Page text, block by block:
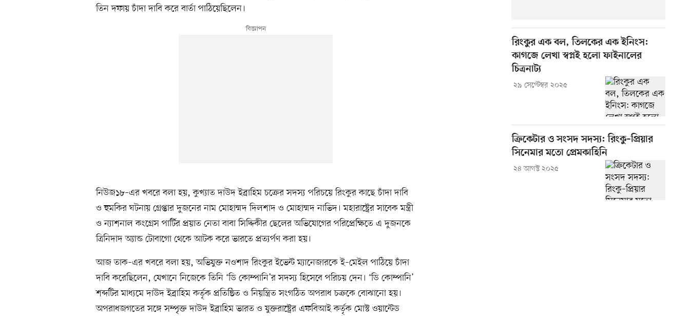
তিন দফায় চাঁদা দাবি করে বার্তা পাঠিয়েছিলেন।
নিউজ১৮–এর খবরে বলা হয়, কুখ্যাত দাউদ ইব্রাহিম চক্রের সদস্য পরিচয়ে রিংকুর কাছে চাঁদা দাবি
ও হুমকির ঘটনায় গ্রেপ্তার দুজনের নাম মোহাম্মদ দিলশাদ ও মোহাম্মদ নাভিদ। মহারাষ্ট্রের সাবেক মন্ত্রী
ও ন্যাশনাল কংগ্রেস পার্টির প্রয়াত নেতা বাবা সিদ্দিকীর ছেলের অভিযোগের পরিপ্রেক্ষিতে এ দুজনকে
ত্রিনিদাদ অ্যান্ড টোবাগো থেকে আটক করে ভারতে প্রত্যর্পণ করা হয়।
আজ তাক–এর খবরে বলা হয়, অভিযুক্ত নওশাদ রিংকুর ইভেন্ট ম্যানেজারকে ই–মেইল পাঠিয়ে চাঁদা
দাবি করেছিলেন, যেখানে নিজেকে তিনি ‘ডি কোম্পানি’র সদস্য হিসেবে পরিচয় দেন। ‘ডি কোম্পানি’
শব্দটির মাধ্যমে দাউদ ইব্রাহিম কর্তৃক প্রতিষ্ঠিত ও নিয়ন্ত্রিত সংগঠিত অপরাধ চক্রকে বোঝানো হয়।
অপরাধজগতের সঙ্গে সম্পৃক্ত দাউদ ইব্রাহিম ভারত ও যুক্তরাষ্ট্রের এফবিআই কর্তৃক মোস্ট ওয়ান্টেড
রিংকুর এক বল, তিলকের এক ইনিংস:
কাগজে লেখা স্বপ্নই হলো ফাইনালের
চিত্রনাট্য
২৯ সেপ্টেম্বর ২০২৫
ক্রিকেটার ও সংসদ সদস্য: রিংকু–প্রিয়ার
সিনেমার মতো প্রেমকাহিনি
২৪ আগস্ট ২০২৫